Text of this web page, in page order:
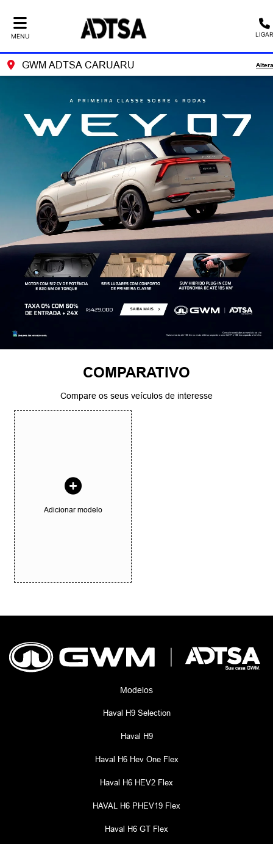
MENU LIGAR
GWM ADTSA CARUARU
COMPARATIVO
Compare os seus veículos de interesse
Adicionar modelo
Modelos
Haval H9 Selection
Haval H9
Haval H6 Hev One Flex
Haval H6 HEV2 Flex
HAVAL H6 PHEV19 Flex
Haval H6 GT Flex